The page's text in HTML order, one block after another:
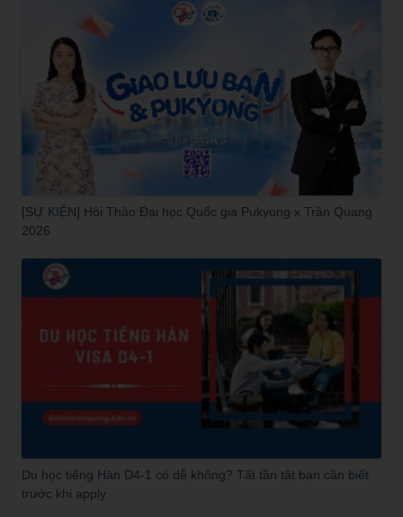
[SỰ KIỆN] Hội Thảo Đại học Quốc gia Pukyong x Trần Quang
2026
Du học tiếng Hàn D4-1 có dễ không? Tất tần tật bạn cần biết
trước khi apply